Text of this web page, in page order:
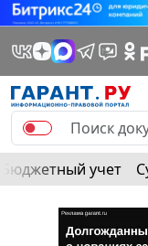
Бюджетный учет